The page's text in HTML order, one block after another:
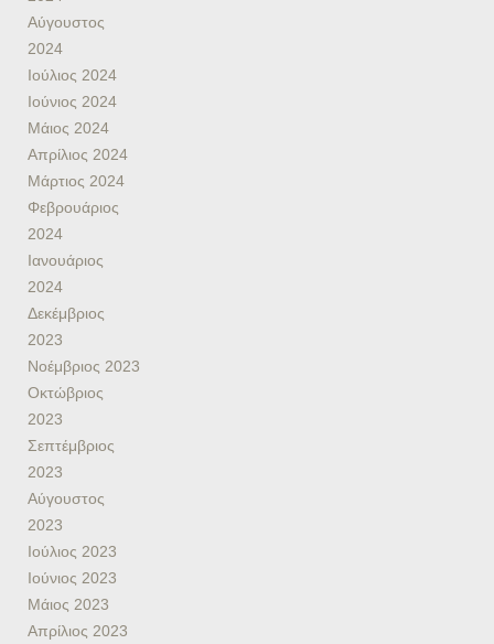
Αύγουστος
2024
Ιούλιος 2024
Ιούνιος 2024
Μάιος 2024
Απρίλιος 2024
Μάρτιος 2024
Φεβρουάριος
2024
Ιανουάριος
2024
Δεκέμβριος
2023
Νοέμβριος 2023
Οκτώβριος
2023
Σεπτέμβριος
2023
Αύγουστος
2023
Ιούλιος 2023
Ιούνιος 2023
Μάιος 2023
Απρίλιος 2023